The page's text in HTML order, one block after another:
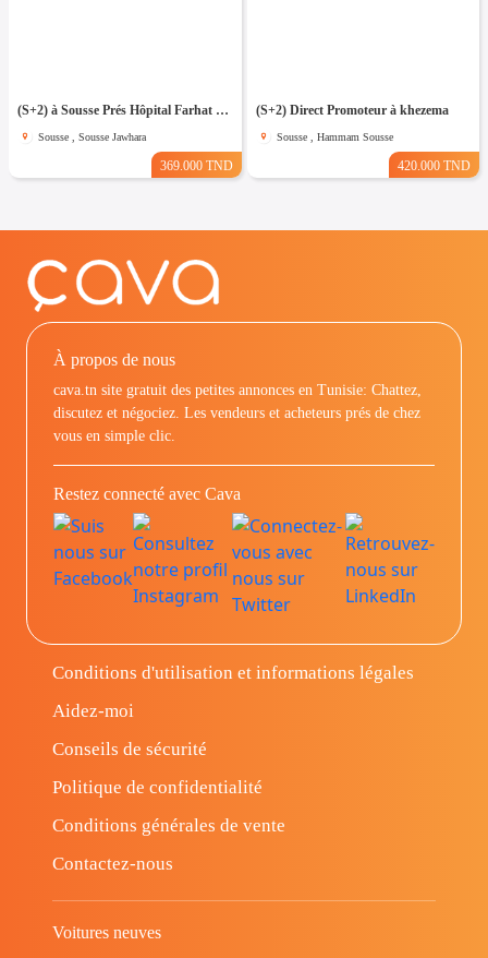
(S+2) à Sousse Prés Hôpital Farhat Hached
Sousse , Sousse Jawhara
369.000 TND
(S+2) Direct Promoteur à khezema
Sousse , Hammam Sousse
420.000 TND
À propos de nous
cava.tn site gratuit des petites annonces en Tunisie: Chattez,
discutez et négociez. Les vendeurs et acheteurs prés de chez
vous en simple clic.
Restez connecté avec Cava
Conditions d'utilisation et informations légales
Aidez-moi
Conseils de sécurité
Politique de confidentialité
Conditions générales de vente
Contactez-nous
Voitures neuves